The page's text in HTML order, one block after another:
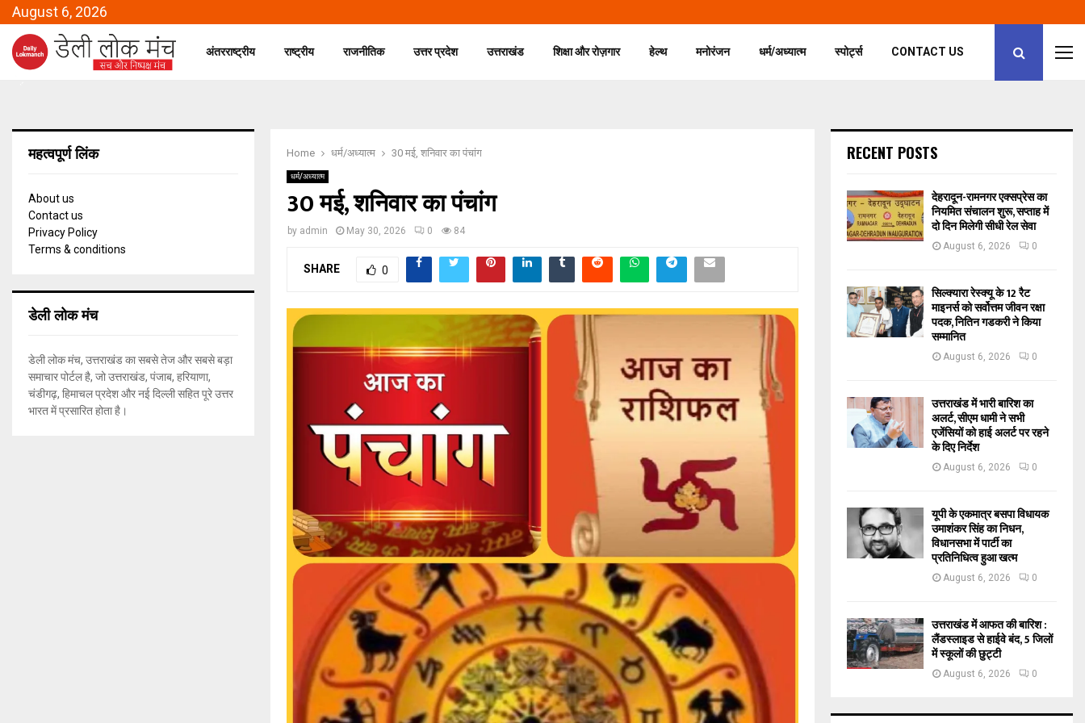
August 6, 2026
अंतरराष्ट्रीय राष्ट्रीय राजनीतिक उत्तर प्रदेश उत्तराखंड शिक्षा और रोज़गार हेल्थ मनोरंजन धर्म/अध्यात्म स्पोर्ट्स CONTACT US
Home धर्म/अध्यात्म 30 मई, शनिवार का पंचांग
धर्म/अध्यात्म
30 मई, शनिवार का पंचांग
by admin May 30, 2026 0 84
SHARE 0
महत्वपूर्ण लिंक
About us
Contact us
Privacy Policy
Terms & conditions
डेली लोक मंच
डेली लोक मंच, उत्तराखंड का सबसे तेज और सबसे बड़ा
समाचार पोर्टल है, जो उत्तराखंड, पंजाब, हरियाणा,
चंडीगढ़, हिमाचल प्रदेश और नई दिल्ली सहित पूरे उत्तर
भारत में प्रसारित होता है।
RECENT POSTS
देहरादून-रामनगर एक्सप्रेस का
नियमित संचालन शुरू, सप्ताह में
दो दिन मिलेगी सीधी रेल सेवा
August 6, 2026 0
सिल्क्यारा रेस्क्यू के 12 रैट
माइनर्स को सर्वोत्तम जीवन रक्षा
पदक, नितिन गडकरी ने किया
सम्मानित
August 6, 2026 0
उत्तराखंड में भारी बारिश का
अलर्ट, सीएम धामी ने सभी
एजेंसियों को हाई अलर्ट पर रहने
के दिए निर्देश
August 6, 2026 0
यूपी के एकमात्र बसपा विधायक
उमाशंकर सिंह का निधन,
विधानसभा में पार्टी का
प्रतिनिधित्व हुआ खत्म
August 6, 2026 0
उत्तराखंड में आफत की बारिश :
लैंडस्लाइड से हाईवे बंद, 5 जिलों
में स्कूलों की छुट्टी
August 6, 2026 0